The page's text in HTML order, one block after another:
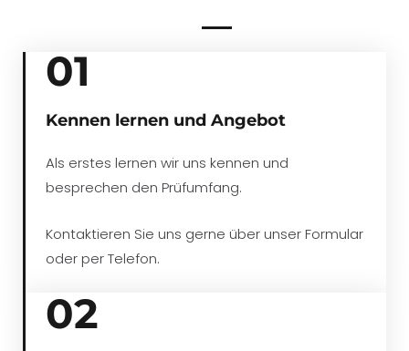
01
Kennen lernen und Angebot
Als erstes lernen wir uns kennen und
besprechen den Prüfumfang.
Kontaktieren Sie uns gerne über unser Formular
oder per Telefon.
02